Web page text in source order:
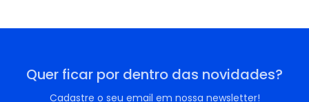
Quer ficar por dentro das novidades?
Cadastre o seu email em nossa newsletter!